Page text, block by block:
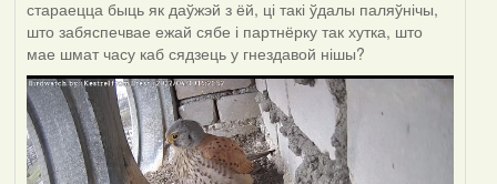
стараецца быць як даўжэй з ёй, ці такі ўдалы паляўнічы,
што забяспечвае ежай сябе і партнёрку так хутка, што
мае шмат часу каб сядзець у гнездавой нішы?